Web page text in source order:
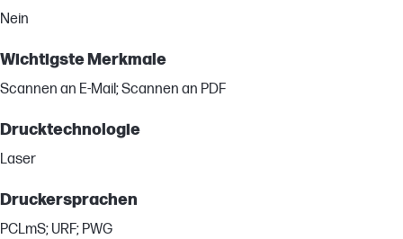
Nein
Wichtigste Merkmale
Scannen an E-Mail; Scannen an PDF
Drucktechnologie
Laser
Druckersprachen
PCLmS; URF; PWG